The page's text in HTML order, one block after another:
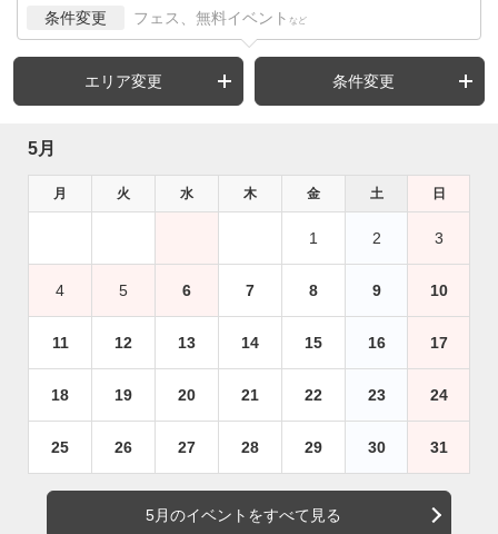
条件変更 フェス、無料イベント など
エリア変更 条件変更
5月
月 火 水 木 金 土 日
1 2 3
4 5 6 7 8 9 10
11 12 13 14 15 16 17
18 19 20 21 22 23 24
25 26 27 28 29 30 31
5月のイベントをすべて見る